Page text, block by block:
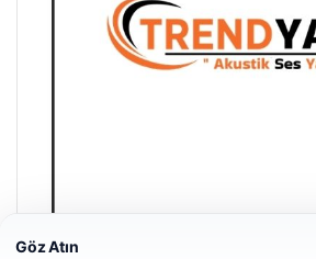
Göz Atın